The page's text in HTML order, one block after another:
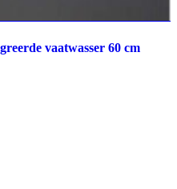
vaatwasser 60 cm